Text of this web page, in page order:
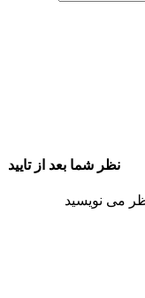
نظر شما بعد از تایید
می نویسید